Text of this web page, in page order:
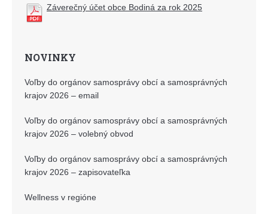
Záverečný účet obce Bodiná za rok 2025
NOVINKY
Voľby do orgánov samosprávy obcí a samosprávných
krajov 2026 – email
Voľby do orgánov samosprávy obcí a samosprávných
krajov 2026 – volebný obvod
Voľby do orgánov samosprávy obcí a samosprávných
krajov 2026 – zapisovateľka
Wellness v regióne